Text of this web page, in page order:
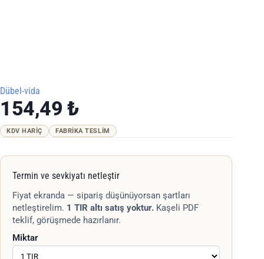
Dübel-vida
154,49 ₺
KDV HARIÇ FABRIKA TESLIM
Termin ve sevkiyatı netleştir
Fiyat ekranda — sipariş düşünüyorsan şartları
netleştirelim. 1 TIR altı satış yoktur. Kaşeli PDF
teklif, görüşmede hazırlanır.
Miktar